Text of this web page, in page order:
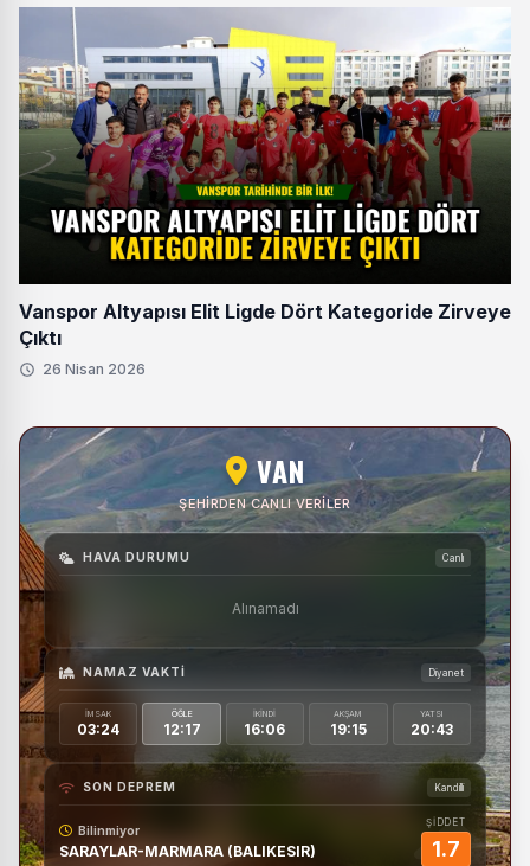
Vanspor Altyapısı Elit Ligde Dört Kategoride Zirveye
Çıktı
26 Nisan 2026
VAN
ŞEHIRDEN CANLI VERILER
HAVA DURUMU Canlı
Alınamadı
NAMAZ VAKTI Diyanet
İMSAK
03:24
ÖĞLE
12:17
İKINDI
16:06
AKŞAM
19:15
YATSI
20:43
SON DEPREM Kandilli
Bilinmiyor
SARAYLAR-MARMARA (BALIKESIR)
ŞİDDET
1.7